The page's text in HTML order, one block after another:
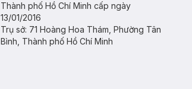
Thành phố Hồ Chí Minh cấp ngày
13/01/2016
Trụ sở: 71 Hoàng Hoa Thám, Phường Tân
Bình, Thành phố Hồ Chí Minh